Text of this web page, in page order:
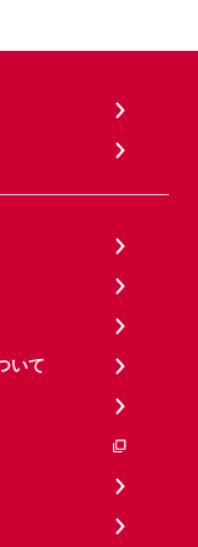
いて